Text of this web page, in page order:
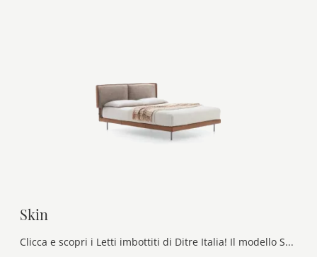
Skin
Clicca e scopri i Letti imbottiti di Ditre Italia! Il modello Skin in tessuto ti sta aspettando nelle versioni matrimoniali.